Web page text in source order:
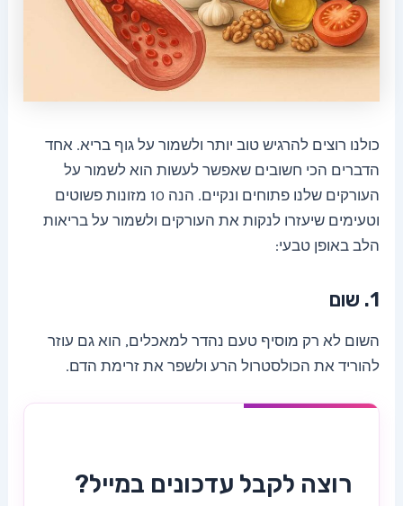
כולנו רוצים להרגיש טוב יותר ולשמור על גוף בריא. אחד
הדברים הכי חשובים שאפשר לעשות הוא לשמור על
העורקים שלנו פתוחים ונקיים. הנה 10 מזונות פשוטים
וטעימים שיעזרו לנקות את העורקים ולשמור על בריאות
הלב באופן טבעי:
1. שום
השום לא רק מוסיף טעם נהדר למאכלים, הוא גם עוזר
להוריד את הכולסטרול הרע ולשפר את זרימת הדם.
רוצה לקבל עדכונים במייל?